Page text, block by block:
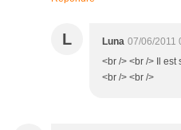
L Luna 07/06/2011
<br /> <br /> Il est
<br /> <br />